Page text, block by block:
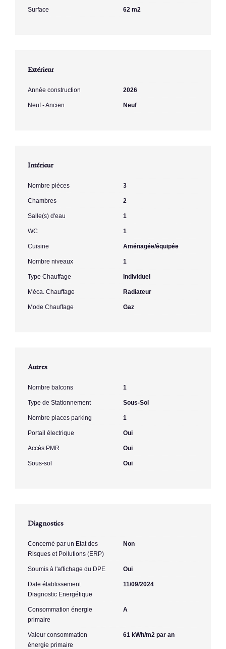
Surface 62 m2
Extérieur
Année construction 2026
Neuf - Ancien Neuf
Intérieur
Nombre pièces 3
Chambres 2
Salle(s) d'eau 1
WC 1
Cuisine Aménagée/équipée
Nombre niveaux 1
Type Chauffage Individuel
Méca. Chauffage Radiateur
Mode Chauffage Gaz
Autres
Nombre balcons 1
Type de Stationnement Sous-Sol
Nombre places parking 1
Portail électrique Oui
Accès PMR Oui
Sous-sol Oui
Diagnostics
Concerné par un Etat des
Risques et Pollutions (ERP)
Non
Soumis à l'affichage du DPE Oui
Date établissement
Diagnostic Energétique
11/09/2024
Consommation énergie
primaire
A
Valeur consommation
énergie primaire
61 kWh/m2 par an